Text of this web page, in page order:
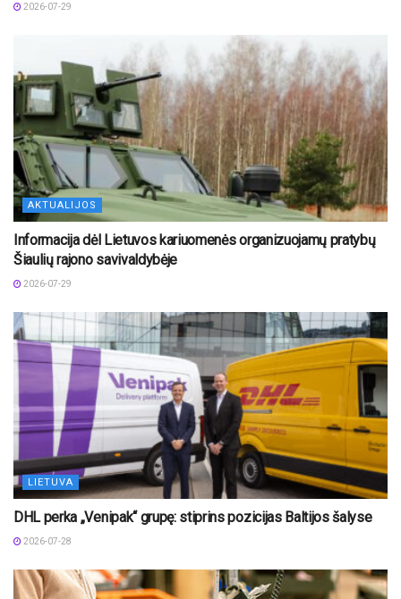
2026-07-29
AKTUALIJOS
Informacija dėl Lietuvos kariuomenės organizuojamų pratybų
Šiaulių rajono savivaldybėje
2026-07-29
LIETUVA
DHL perka „Venipak“ grupę: stiprins pozicijas Baltijos šalyse
2026-07-28